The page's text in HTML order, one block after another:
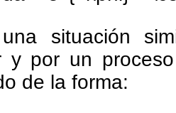
una situación
y por un
de la forma: